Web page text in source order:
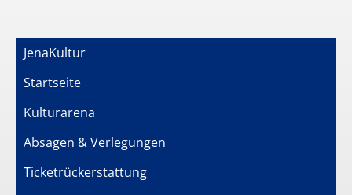
JenaKultur
Startseite
Kulturarena
Absagen & Verlegungen
Ticketrückerstattung